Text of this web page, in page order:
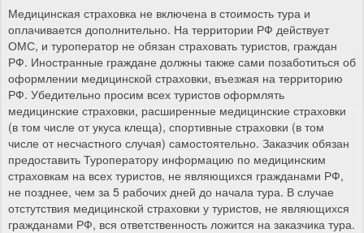
Медицинская страховка не включена в стоимость тура и
оплачивается дополнительно. На территории РФ действует
ОМС, и туроператор не обязан страховать туристов, граждан
РФ. Иностранные граждане должны также сами позаботиться об
оформлении медицинской страховки, въезжая на территорию
РФ. Убедительно просим всех туристов оформлять
медицинские страховки, расширенные медицинские страховки
(в том числе от укуса клеща), спортивные страховки (в том
числе от несчастного случая) самостоятельно. Заказчик обязан
предоставить Туроператору информацию по медицинским
страховкам на всех туристов, не являющихся гражданами РФ,
не позднее, чем за 5 рабочих дней до начала тура. В случае
отстутствия медицинской страховки у туристов, не являющихся
гражданами РФ, вся ответственность ложится на заказчика тура.